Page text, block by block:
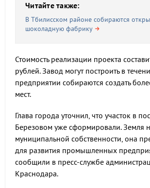
Читайте также:
В Тбилисском районе собираются
шоколадную фабрику
Стоимость реализации проекта
рублей. Завод могут построить в
предприятии собираются создать
мест.
Глава города уточнил, что участок в
Березовом уже сформировали. Земля
муниципальной собственности, она
для развития промышленных
сообщили в пресс-службе
Краснодара.